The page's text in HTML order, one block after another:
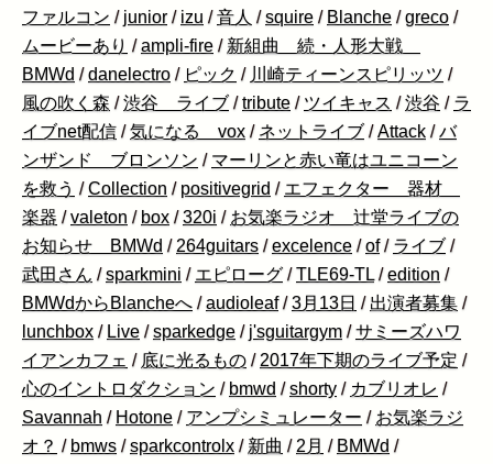
ファルコン / junior / izu /音人 /squire / Blanche /greco /
ムービーあり /ampli-fire / 新組曲 続・人形大戦
BMWd /danelectro / ピック / 川崎ティーンスピリッツ /
風の吹く森 /渋谷 ライブ /tribute / ツイキャス /渋谷 / ラ
イブnet配信 /気になる vox / ネットライブ /Attack /バ
ンザンド ブロンソン / マーリンと赤い竜はユニコーン
を救う /Collection / positivegrid / エフェクター 器材
楽器 /valeton / box /320i / お気楽ラジオ 辻堂ライブの
お知らせ BMWd / 264guitars /excelence /of / ライブ /
武田さん /sparkmini / エピローグ /TLE69-TL /edition /
BMWdからBlancheへ /audioleaf /3月13日 / 出演者募集 /
lunchbox / Live /sparkedge / j'sguitargym /サミーズハワ
イアンカフェ / 底に光るもの / 2017年下期のライブ予定 /
心のイントロダクション / bmwd /shorty / カブリオレ /
Savannah / Hotone / アンプシミュレーター / お気楽ラジ
オ？ / bmws /sparkcontrolx / 新曲 / 2月 / BMWd /